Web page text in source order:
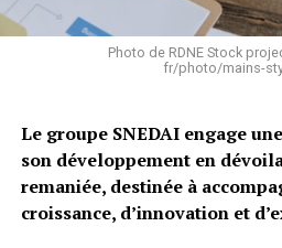
Photo de RDNE Stock
fr/photo/mains-
Le groupe SNEDAI engage
son développement en
remaniée, destinée à
croissance, d’innovation et